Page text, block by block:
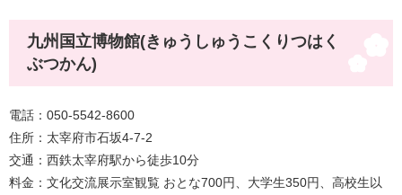
九州国立博物館(きゅうしゅうこくりつはく
ぶつかん)​
電話：050-5542-8600
住所：太宰府市石坂4-7-2
交通：西鉄太宰府駅から徒歩10分
料金：文化交流展示室観覧 おとな700円、大学生350円、高校生以